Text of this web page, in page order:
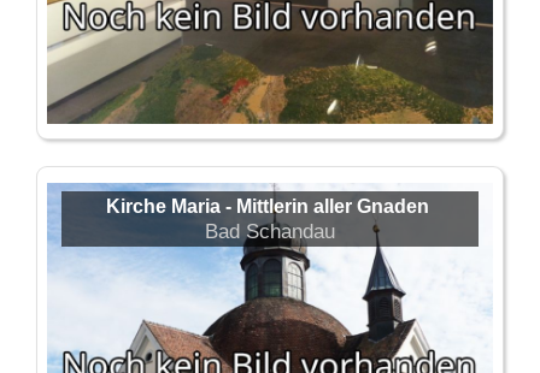
Kirche Maria - Mittlerin aller Gnaden
Bad Schandau